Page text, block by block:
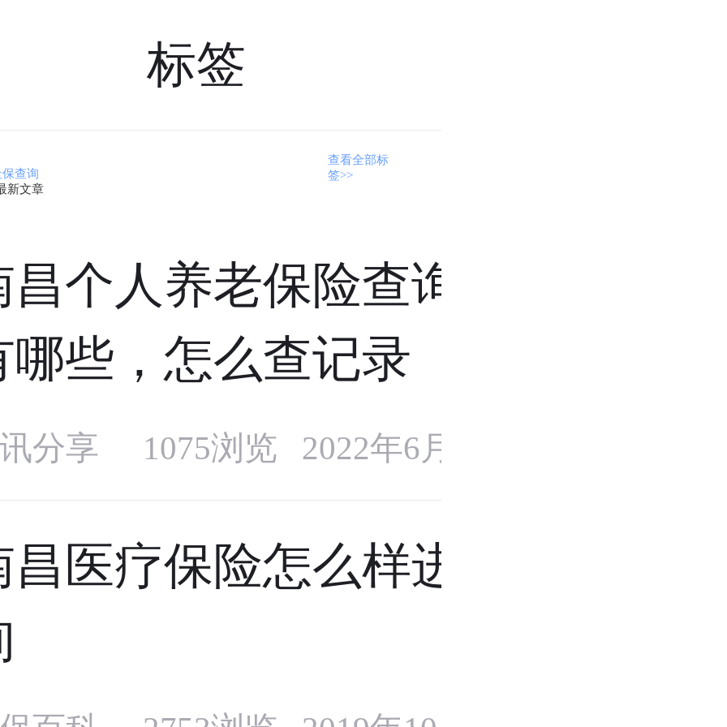
标签
查询
新文章
查看全部标
签>>
昌个人养老保险查询方法
哪些，怎么查记录
分享 1075浏览 2022年6月10日
昌医疗保险怎么样进行查